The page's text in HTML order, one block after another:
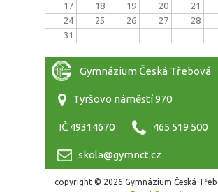
17
18 19 20 21
24
25 26 27 28
31
Gymnázium Česká Třebová
Tyršovo náměstí 970
IČ 49314670 465 519 500
skola@gymnct.cz
copyright © 2026 Gymnázium Česká